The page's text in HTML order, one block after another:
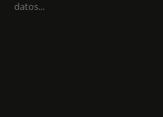
datos...